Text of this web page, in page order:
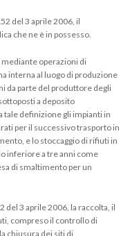
del 3 aprile 2006, il
che ne è in possesso.
operazioni di
interna al luogo di produzione
da parte del produttore degli
a deposito
tale definizione gli impianti in
per il successivo trasporto in
e lo stoccaggio di rifiuti in
inferiore a tre anni come
di smaltimento per un
del 3 aprile 2006, la raccolta, il
compreso il controllo di
chiusura dei siti di